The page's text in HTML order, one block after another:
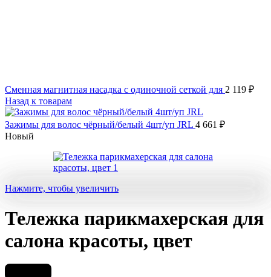
Сменная магнитная насадка с одиночной сеткой для 2 119 ₽
Назад к товарам
Зажимы для волос чёрный/белый 4шт/уп JRL 4 661 ₽
Новый
Нажмите, чтобы увеличить
Тележка парикмахерская для
салона красоты, цвет